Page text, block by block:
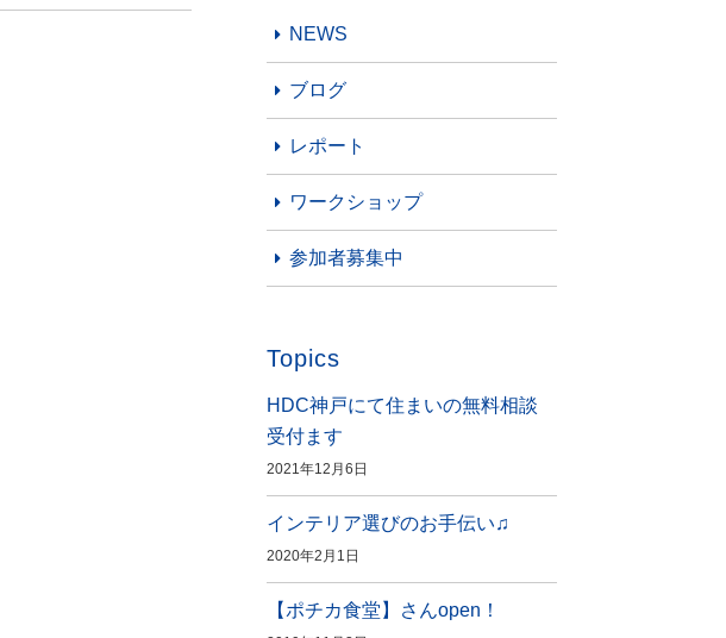
NEWS
ブログ
レポート
ワークショップ
参加者募集中
Topics
HDC神戸にて住まいの無料相談
受付ます
2021年12月6日
インテリア選びのお手伝い♫
2020年2月1日
【ポチカ食堂】さんopen！